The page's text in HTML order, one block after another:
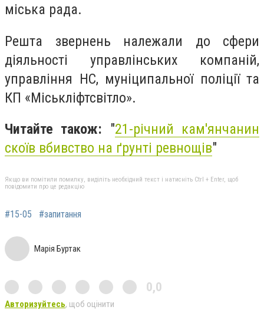
міська рада.
Решта звернень належали до сфери
діяльності управлінських компаній,
управління НС, муніципальної поліції та
КП «Міськліфтсвітло».
Читайте також: "21-річний кам'янчанин
скоїв вбивство на ґрунті ревнощів"
Якщо ви помітили помилку, виділіть необхідний текст і натисніть Ctrl + Enter, щоб
повідомити про це редакцію
#15-05 #запитання
Марія Буртак
0,0
Авторизуйтесь, щоб оцінити